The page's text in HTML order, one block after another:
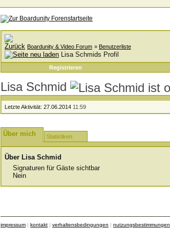
Boardunity & Video Forum » Benutzerliste
Lisa Schmids Profil
Registrieren
Lisa Schmid
Letzte Aktivität: 27.06.2014 11:59
Über mich Statistiken
Über Lisa Schmid
Signaturen für Gäste sichtbar
Nein
impressum | kontakt | verhaltensbedingungen | nutzungsbestimmungen